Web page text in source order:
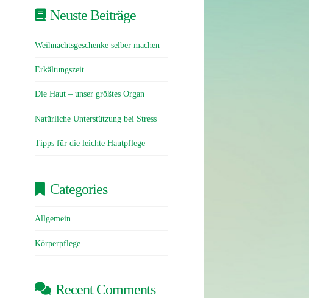
Neuste Beiträge
Weihnachtsgeschenke selber machen
Erkältungszeit
Die Haut – unser größtes Organ
Natürliche Unterstützung bei Stress
Tipps für die leichte Hautpflege
Categories
Allgemein
Körperpflege
Recent Comments